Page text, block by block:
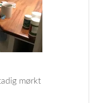
mørkt